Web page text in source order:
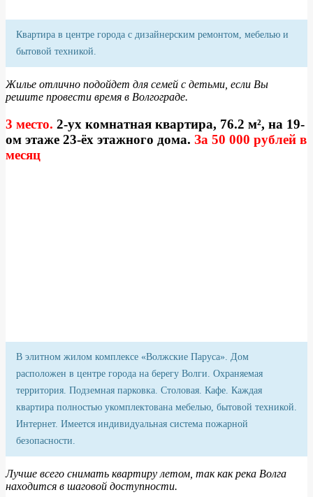
Квартира в центре города с дизайнерским ремонтом, мебелью и
бытовой техникой.
Жилье отлично подойдет для семей с детьми, если Вы
решите провести время в Волгограде.
3 место. 2-ух комнатная квартира, 76.2 м², на 19-
ом этаже 23-ёх этажного дома. За 50 000 рублей в
месяц
В элитном жилом комплексе «Волжские Паруса». Дом
расположен в центре города на берегу Волги. Охраняемая
территория. Подземная парковка. Столовая. Кафе. Каждая
квартира полностью укомплектована мебелью, бытовой техникой.
Интернет. Имеется индивидуальная система пожарной
безопасности.
Лучше всего снимать квартиру летом, так как река Волга
находится в шаговой доступности.